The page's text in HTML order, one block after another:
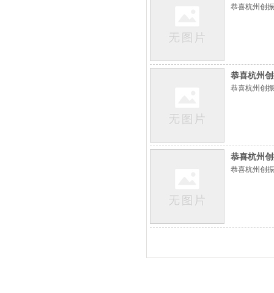
恭喜杭州创
恭喜杭州
恭喜杭州创
恭喜杭州
恭喜杭州创